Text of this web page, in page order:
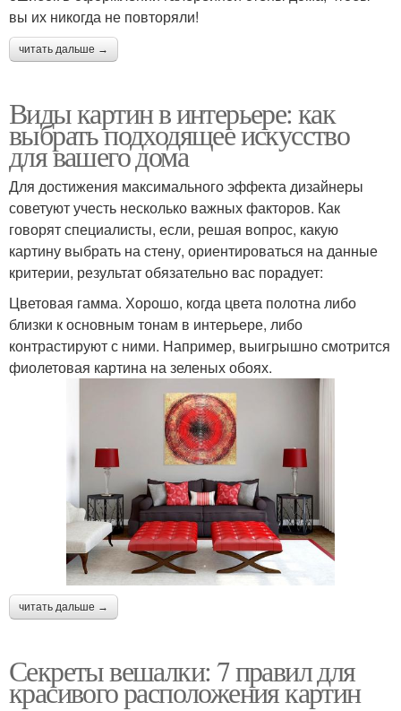
вы их никогда не повторяли!
читать дальше →
Виды картин в интерьере: как
выбрать подходящее искусство
для вашего дома
Для достижения максимального эффекта дизайнеры
советуют учесть несколько важных факторов. Как
говорят специалисты, если, решая вопрос, какую
картину выбрать на стену, ориентироваться на данные
критерии, результат обязательно вас порадует:
Цветовая гамма. Хорошо, когда цвета полотна либо
близки к основным тонам в интерьере, либо
контрастируют с ними. Например, выигрышно смотрится
фиолетовая картина на зеленых обоях.
читать дальше →
Секреты вешалки: 7 правил для
красивого расположения картин